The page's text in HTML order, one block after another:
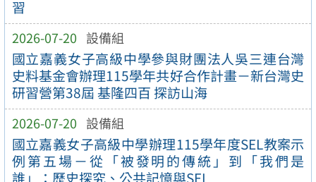
習
2026-07-20 設備組
國立嘉義女子高級中學參與財團法人吳三連台灣
史料基金會辦理115學年共好合作計畫－新台灣史
研習營第38屆 基隆四百 探訪山海
2026-07-20 設備組
國立嘉義女子高級中學辦理115學年度SEL教案示
例第五場－從「被發明的傳統」到「我們是
誰」：歷史探究、公共記憶與SEL